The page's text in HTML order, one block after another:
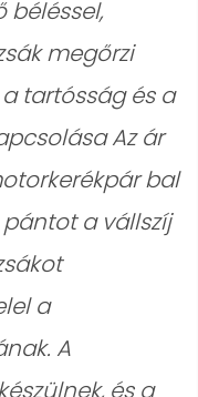
béléssel,
megőrzi
tartósság és a
Az ár
bal
a vállszíj
a
A
és a